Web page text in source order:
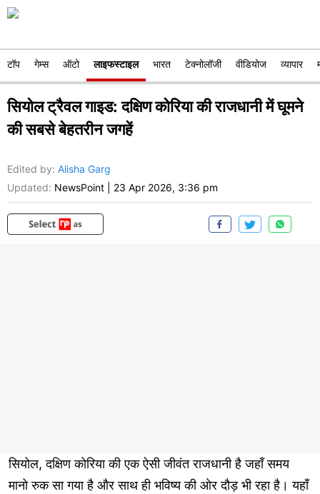
टॉप गेम्स ऑटो लाइफस्टाइल भारत टेक्नोलॉजी वीडियोज व्यापार
सियोल ट्रैवल गाइड: दक्षिण कोरिया की राजधानी में घूमने
की सबसे बेहतरीन जगहें
Edited by: Alisha Garg
Updated: NewsPoint 23 Apr 2026, 3:36 pm
सियोल, दक्षिण कोरिया की एक ऐसी जीवंत राजधानी है जहाँ समय
मानो रुक सा गया है और साथ ही भविष्य की ओर दौड़ भी रहा है। यहाँ